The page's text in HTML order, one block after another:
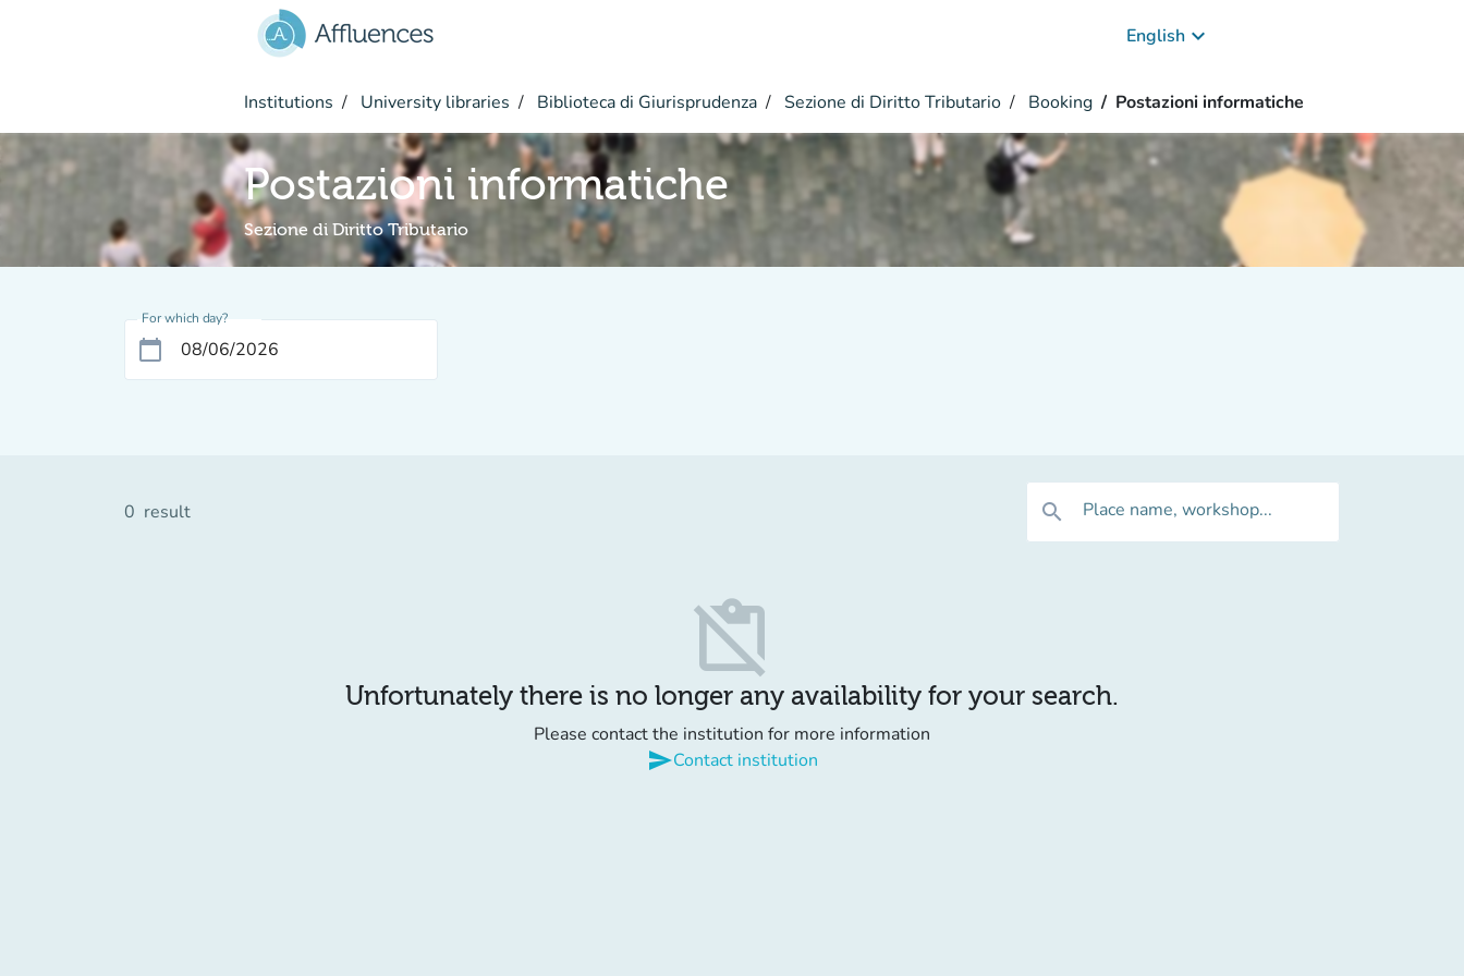
English keyboard_arrow_down
Institutions University libraries Biblioteca di Giurisprudenza Sezione di Diritto Tributario Booking Postazioni informatiche
Postazioni informatiche
Sezione di Diritto Tributario
For which day?
calendar_today
0 result search Place name, workshop...
content_paste_off
Unfortunately there is no longer any availability for your search.
Please contact the institution for more information
sendContact institution